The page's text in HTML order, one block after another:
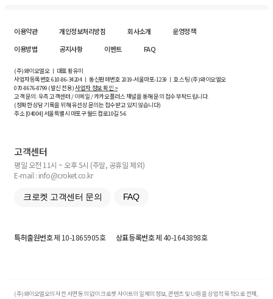
이용약관 개인정보처리방침 회사소개
운영정책
이용방법
공지사항 이벤트 FAQ
(주)와이오엘오 ㅣ 대표 황유미
사업자등록번호610-86-34204ㅣ 통신판매번호 2019-서울마포-1239 ㅣ 호스팅 (주)와이오엘오
070-8676-8799 (발신 전용)사업자 정보 확인 >
고객 문의: 우측 고객센터 / 이메일 / 카카오플러스 채널을 통해 문의 접수 부탁드립니다.
(정확한 상담 기록을 위해 유선상 문의는 접수받고 있지 않습니다)
주소 [04004] 서울특별시 마포구 월드컵로10길5-6
고객센터
평일 오전 11시 ~ 오후 5시 (주말, 공휴일 제외)
E-mail : info@croket.co.kr
크로켓 고객센터 문의 FAQ
특허출원번호제 10-1865905호 상표등록번호제 40-1643898호
(주)와이오엘오의 사전 서면 동의 없이 크로켓 사이트의 일체의 정보, 콘텐츠 및 UI등을 상업적 목적으로 전재,